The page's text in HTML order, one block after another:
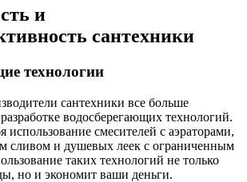
и
сантехники
технологии
сантехники все больше
водосберегающих технологий.
использование смесителей с аэраторами,
сливом и душевых леек с ограниченным
таких технологий не только
но и экономит ваши деньги.